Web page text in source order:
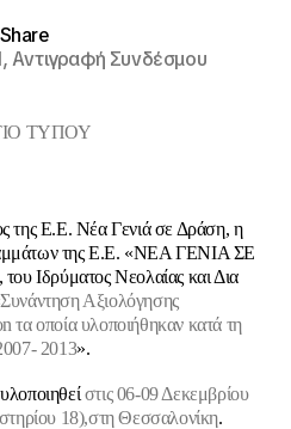
Share
Αντιγραφή Συνδέσμου
ΤΥΠΟΥ
της Ε.Ε. Νέα Γενιά σε Δράση, η
της Ε.Ε. «ΝΕΑ ΓΕΝΙΑ ΣΕ
Ιδρύματος Νεολαίας και Δια
Αξιολόγησης
οποία υλοποιήθηκαν κατά τη
2013».
στις 06-09 Δεκεμβρίου
18),στη Θεσσαλονίκη.